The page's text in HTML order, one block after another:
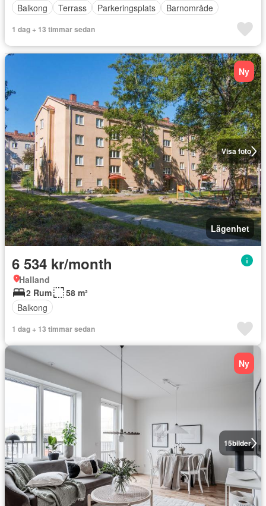
Balkong
Terrass Parkeringsplats Barnområde
1 dag + 13 timmar sedan
Visa foto
Ny
Lägenhet
6 534 kr/month
Halland
2 Rum
58 m²
Balkong
1 dag + 13 timmar sedan
15bilder
Ny